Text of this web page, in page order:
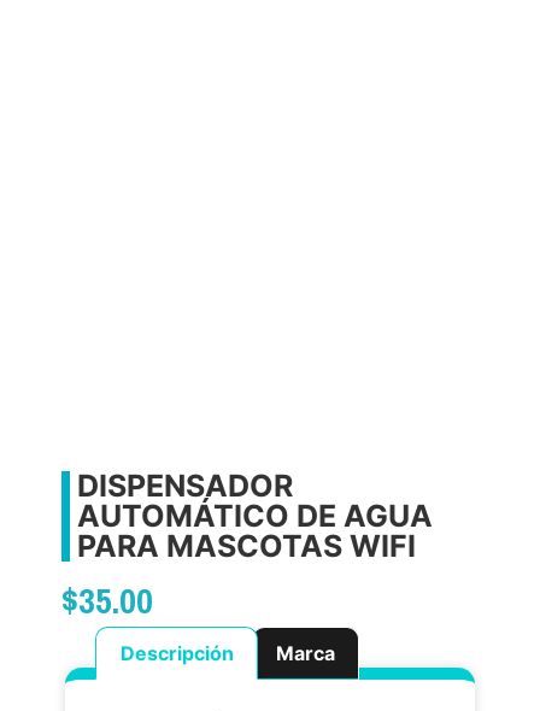
DISPENSADOR
AUTOMÁTICO DE AGUA
PARA MASCOTAS WIFI
$35.00
Descripción Marca